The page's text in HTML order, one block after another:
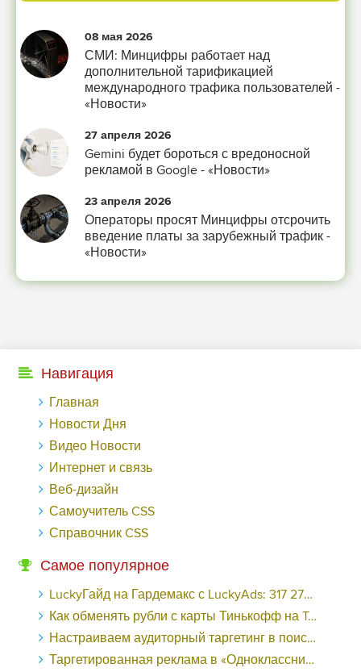
08 мая 2026
СМИ: Минцифры работает над
дополнительной тарификацией
международного трафика пользователей -
«Новости»
27 апреля 2026
Gemini будет бороться с вредоносной
рекламой в Google - «Новости»
23 апреля 2026
Операторы просят Минцифры отсрочить
введение платы за зарубежный трафик -
«Новости»
Навигация
Главная
Новости Дня
Видео Новости
Интернет и связь
Веб-дизайн
Самоучитель CSS
Справочник CSS
Самое популярное
LuckyГайд на Гардемакс с LuckyAds: 317 279 рублей за 10 дней - «Надо знать»
Как обменять рубли с карты Тинькофф на Tether ERC20 (USDT)?
Настраиваем аудиторный таргетинг в поисковой кампании Google Ads - «Заработок»
Таргетированная реклама в «Одноклассниках»: как ее настроить и нужно ли - «Заработок»